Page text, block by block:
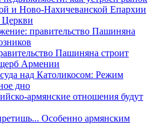
и Ново-Нахичеванской Епархии
Церкви
правительство Пашиняна
Пашиняна строит
Армении
над Католикосом: Режим
дно
армянские отношения будут
Особенно армянским